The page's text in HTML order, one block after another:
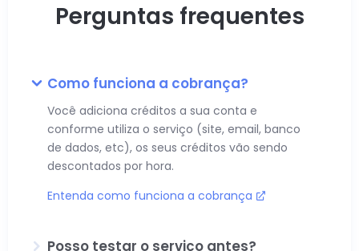
Perguntas frequentes
Como funciona a cobrança?
Você adiciona créditos a sua conta e
conforme utiliza o serviço (site, email, banco
de dados, etc), os seus créditos vão sendo
descontados por hora.
Entenda como funciona a cobrança
Posso testar o serviço antes?